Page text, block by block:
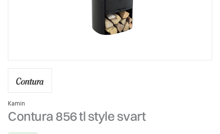
Kamin
Contura 856 tl style svart